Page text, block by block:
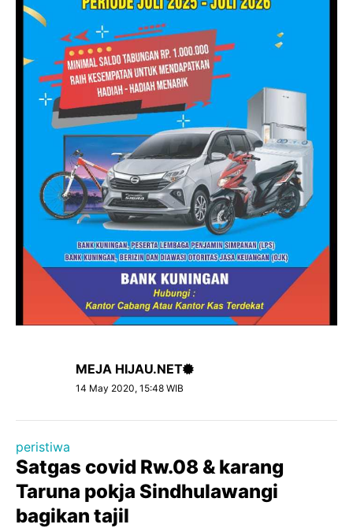
MEJA HIJAU.NET
14 May 2020, 15:48 WIB
peristiwa
Satgas covid Rw.08 & karang
Taruna pokja Sindhulawangi
bagikan tajil